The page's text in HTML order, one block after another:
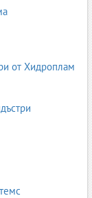
сатениране на
от Хидроплам